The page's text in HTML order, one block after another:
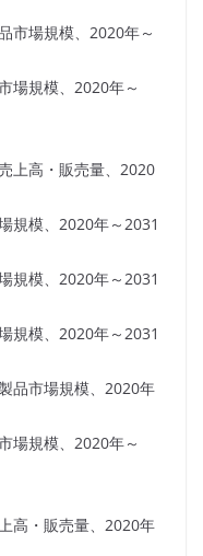
場規模、2020年～
規模、2020年～
高・販売量、2020
模、2020年～2031
模、2020年～2031
模、2020年～2031
市場規模、2020年
規模、2020年～
・販売量、2020年